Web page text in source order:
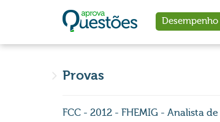
Desempenho
Provas
FCC - 2012 - FHEMIG - Analista